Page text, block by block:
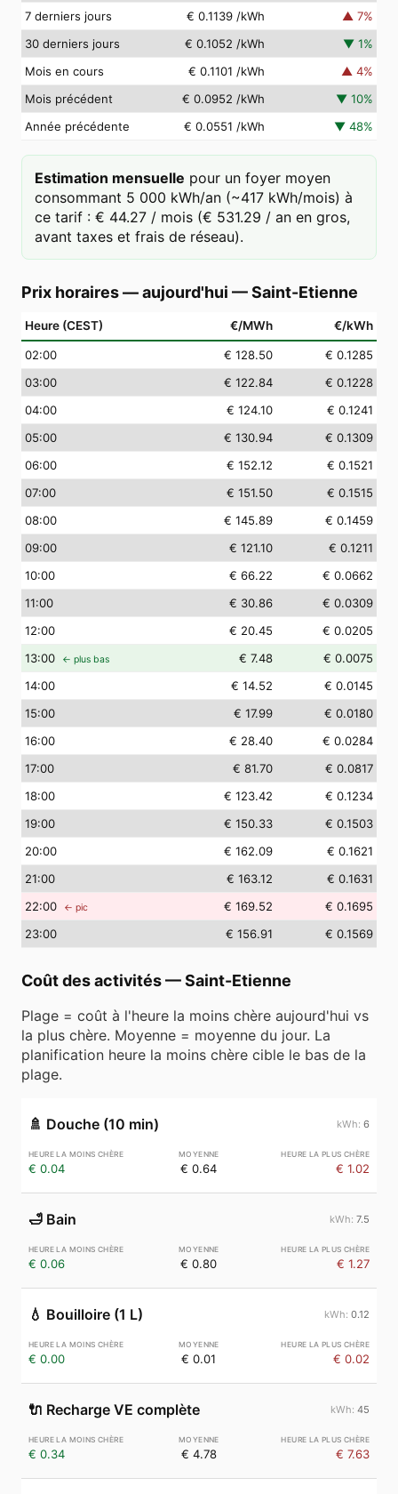
7 derniers jours
€ 0.1139 /kWh ▲ 7%
30 derniers jours
€ 0.1052 /kWh ▼ 1%
Mois en cours
€ 0.1101 /kWh ▲ 4%
Mois précédent
€ 0.0952 /kWh ▼ 10%
Année précédente
€ 0.0551 /kWh ▼ 48%
Estimation mensuelle pour un foyer moyen
consommant 5 000 kWh/an (~417 kWh/mois) à
ce tarif : € 44.27 / mois (€ 531.29 / an en gros,
avant taxes et frais de réseau).
Prix horaires — aujourd'hui —Saint-Etienne
Heure (CEST) €/MWh €/kWh
02:00 € 128.50
€ 0.1285
03:00 € 122.84
€ 0.1228
04:00 € 124.10
€ 0.1241
05:00 € 130.94
€ 0.1309
06:00 € 152.12
€ 0.1521
07:00 € 151.50
€ 0.1515
08:00 € 145.89
€ 0.1459
09:00 € 121.10
€ 0.1211
10:00 € 66.22
€ 0.0662
11:00 € 30.86
€ 0.0309
12:00 € 20.45
€ 0.0205
13:00 ← plus bas € 7.48
€ 0.0075
14:00 € 14.52
€ 0.0145
15:00 € 17.99
€ 0.0180
16:00 € 28.40
€ 0.0284
17:00 € 81.70
€ 0.0817
18:00 € 123.42
€ 0.1234
19:00 € 150.33
€ 0.1503
20:00 € 162.09
€ 0.1621
21:00 € 163.12
€ 0.1631
22:00 ← pic € 169.52
€ 0.1695
23:00 € 156.91 € 0.1569
Coût des activités—Saint-Etienne
Plage = coût à l'heure la moins chère aujourd'hui vs
la plus chère. Moyenne = moyenne du jour. La
planification heure la moins chère cible le bas de la
plage.
🚿 Douche (10 min) 6
€ 0.04 € 0.64 € 1.02
🛁 Bain 7.5
€ 0.06 € 0.80 € 1.27
💧 Bouilloire (1 L) 0.12
€ 0.00 € 0.01 € 0.02
🔌 Recharge VE complète 45
€ 0.34 € 4.78 € 7.63